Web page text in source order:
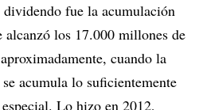
fue la acumulación
alcanzó los 17.000 millones de
cuando la
acumula lo suficientemente
Lo hizo en 2012,